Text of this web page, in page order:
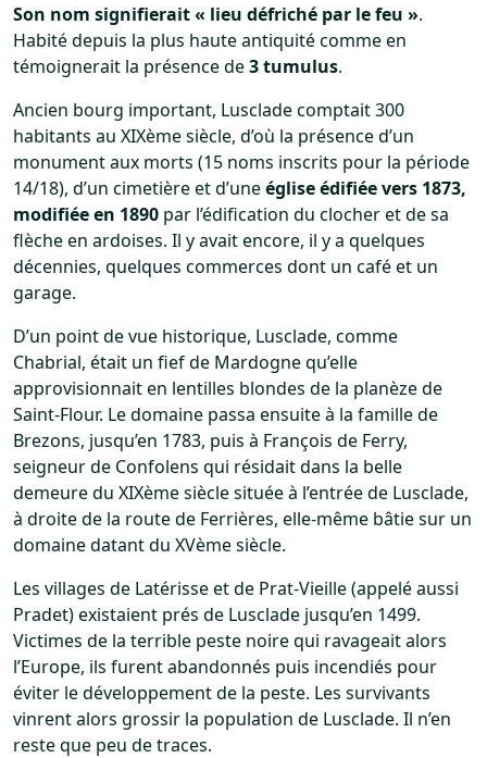
Son nom signifierait « lieu défriché par le feu ».
Habité depuis la plus haute antiquité comme en
témoignerait la présence de3 tumulus.
Ancien bourg important, Lusclade comptait 300
habitants au XIXème siècle, d’où la présence d’un
monument aux morts (15 noms inscrits pour la période
14/18), d’un cimetière et d’uneéglise édifiée vers 1873,
modifiée en 1890 par l’édification du clocher et de sa
flèche en ardoises. Il y avait encore, il y a quelques
décennies, quelques commerces dont un café et un
garage.
D’un point de vue historique, Lusclade, comme
Chabrial, était un fief de Mardogne qu’elle
approvisionnait en lentilles blondes de la planèze de
Saint-Flour. Le domaine passa ensuite à la famille de
Brezons, jusqu’en 1783, puis à François de Ferry,
seigneur de Confolens qui résidait dans la belle
demeure du XIXème siècle située à l’entrée de Lusclade,
à droite de la route de Ferrières, elle-même bâtie sur un
domaine datant du XVème siècle.
Les villages de Latérisse et de Prat-Vieille (appelé aussi
Pradet) existaient prés de Lusclade jusqu’en 1499.
Victimes de la terrible peste noire qui ravageait alors
l’Europe, ils furent abandonnés puis incendiés pour
éviter le développement de la peste. Les survivants
vinrent alors grossir la population de Lusclade. Il n’en
reste que peu de traces.